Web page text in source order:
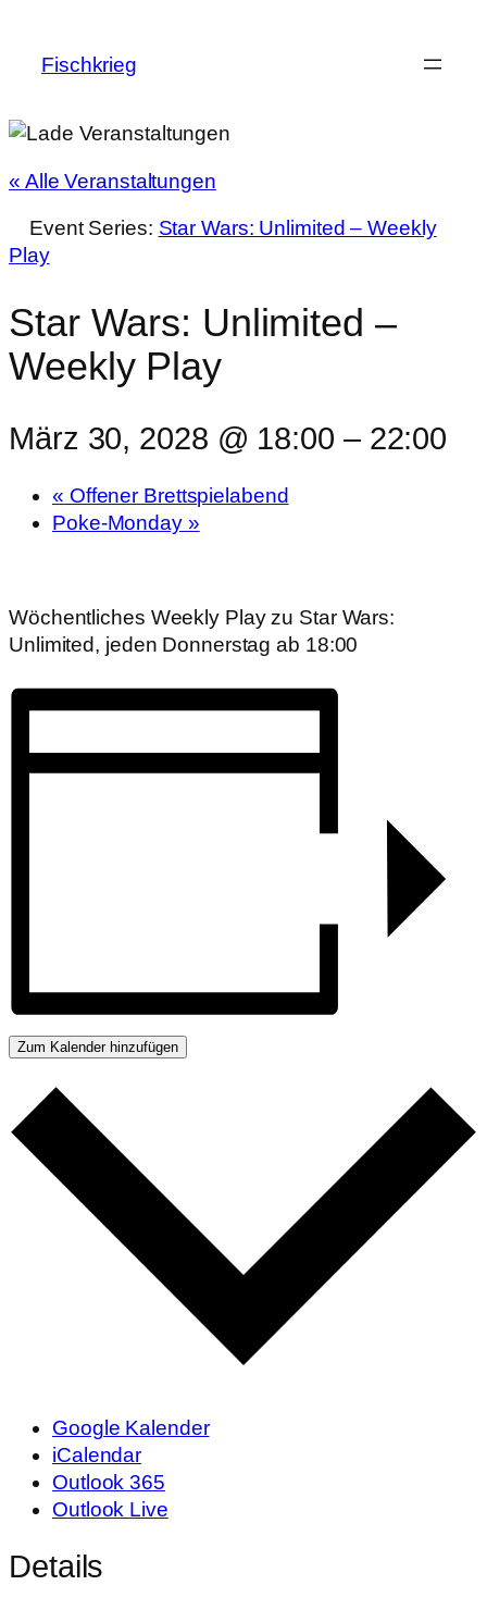
Fischkrieg
« Alle Veranstaltungen
Event Series: Star Wars: Unlimited – Weekly
Play
Star Wars: Unlimited –
Weekly Play
März 30, 2028 @ 18:00 – 22:00
« Offener Brettspielabend
Poke-Monday »
Wöchentliches Weekly Play zu Star Wars:
Unlimited, jeden Donnerstag ab 18:00
Zum Kalender hinzufügen
Google Kalender
iCalendar
Outlook 365
Outlook Live
Details